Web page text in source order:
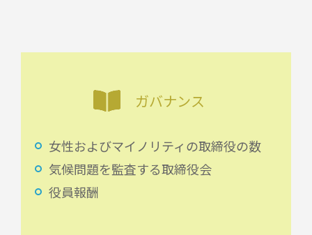
ガバナンス
女性およびマイノリティの取締役の数
気候問題を監査する取締役会
役員報酬